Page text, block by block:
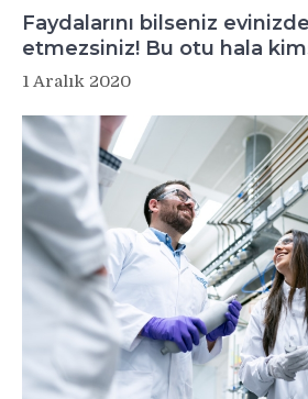
Faydalarını bilseniz
etmezsiniz! Bu otu hala
1 Aralık 2020